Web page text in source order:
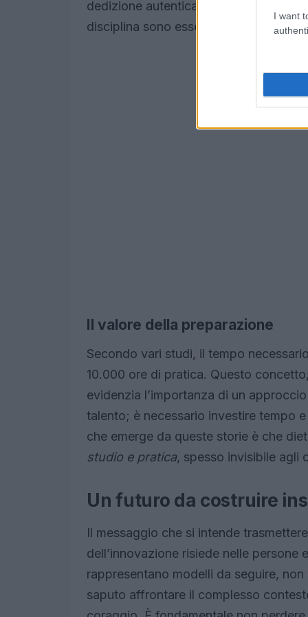
I want
dedizione autentica. Questi innovatori
disciplina sono essenziali per
Il valore della preparazione
Secondo vari studi, il tempo
10.000 ore di pratica. Questo
evidenzia l’importanza di un
talento; è necessario investire tempo
che emerge da queste storie è che
studio e pratica, spesso invisibile agli
Un futuro da costruire
Il messaggio che si intende
dell’innovazione risiede nelle persone
rappresentano modelli da seguire,
saputo affrontare il complesso